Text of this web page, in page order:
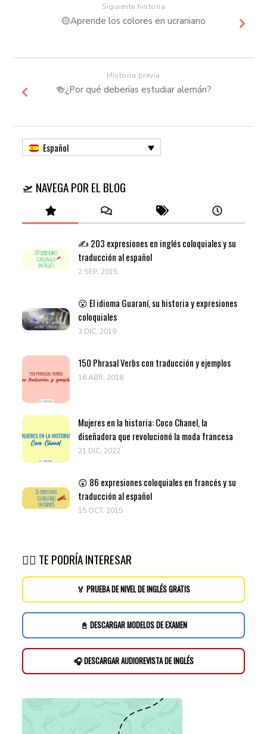
Siguiente historia
🟡​Aprende los colores en ucraniano
Historia previa
🍻​¿Por qué deberías estudiar alemán?
Español
🛫 NAVEGA POR EL BLOG
✍️ 203 expresiones en inglés coloquiales y su
traducción al español
2 SEP, 2015
😮 El idioma Guaraní, su historia y expresiones
coloquiales
3 DIC, 2019
150 Phrasal Verbs con traducción y ejemplos
16 ABR, 2018
Mujeres en la historia: Coco Chanel, la
diseñadora que revolucionó la moda francesa
21 DIC, 2022
😲 86 expresiones coloquiales en francés y su
traducción al español
15 OCT, 2015
👉🏽 TE PODRÍA INTERESAR
🏅 PRUEBA DE NIVEL DE INGLÉS GRATIS
📓 DESCARGAR MODELOS DE EXAMEN
🎧 DESCARGAR AUDIOREVISTA DE INGLÉS